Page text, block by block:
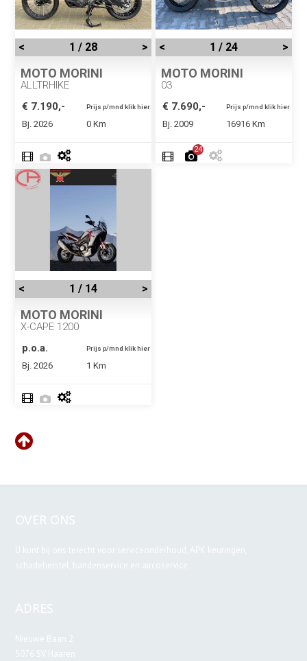
< 1 / 28 >
MOTO MORINI
ALLTRHIKE
€ 7.190,-
Prijs p/mnd klik hier
Bj. 2026 0 Km
< 1 / 24 >
MOTO MORINI
03
€ 7.690,-
Prijs p/mnd klik hier
Bj. 2009 16916 Km
24
< 1 / 14 >
MOTO MORINI
X-CAPE 1200
p.o.a.
Prijs p/mnd klik hier
Bj. 2026 1 Km
OVER ONS
U kunt bij ons terecht voor serviceonderhoud, APK keuringen,
schadeherstel, bandenservice en aircoservice.
ADRES
Nieuwe Baan 2
5076 SV Haaren